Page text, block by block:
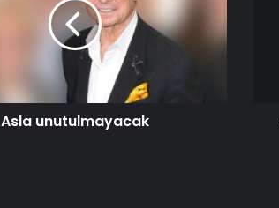
Asla unutulmayacak